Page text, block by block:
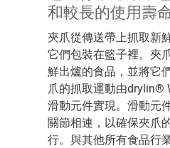
和較長的使用壽命
夾爪從傳送帶上抓取新
它們包裝在籃子裡。夾
鮮出爐的食品，並將它
爪的抓取運動由drylin®
滑動元件實現。滑動元
關節相連，以確保夾爪
行。與其他所有食品行